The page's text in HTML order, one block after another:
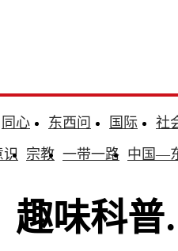
同心 东西问 国际
社
识 宗教 一带一路 中国—
趣味科